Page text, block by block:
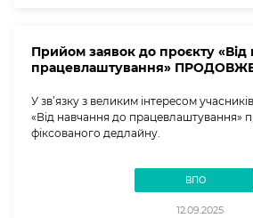
Прийом заявок до проєкту «Від
працевлаштування»
У зв’язку з великим інтересом
«Від навчання до працевлаштування»
фіксованого дедлайну.
ВПО
12.09.2025